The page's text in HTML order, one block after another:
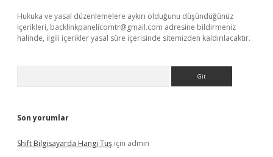
Hukuka ve yasal düzenlemelere aykırı olduğunu düşündüğünüz
içerikleri, backlinkpanelicomtr@gmail.com adresine bildirmeniz
halinde, ilgili içerikler yasal süre içerisinde sitemizden kaldırılacaktır.
Son yorumlar
Shift Bilgisayarda Hangi Tuş için admin